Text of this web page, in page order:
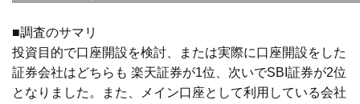
■調査のサマリ
投資目的で口座開設を検討、または実際に口座開設をした
証券会社はどちらも 楽天証券が1位、次いでSBI証券が2位
となりました。また、メイン口座として利用している会社